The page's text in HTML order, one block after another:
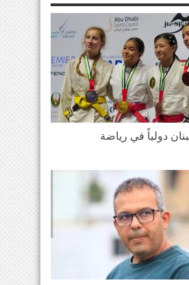
دولياً في رياضة